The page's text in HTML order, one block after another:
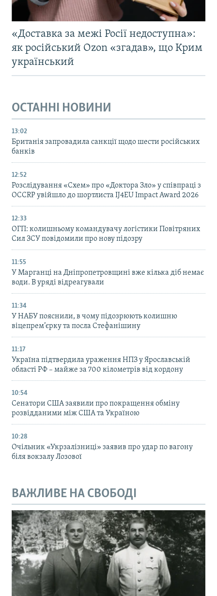
«Доставка за межі Росії недоступна»:
як російський Ozon «згадав», що Крим
український
ОСТАННІ НОВИНИ
13:02
Британія запровадила санкції щодо шести російських
банків
12:52
Розслідування «Схем» про «Доктора Зло» у співпраці з
OCCRP увійшло до шортлиста IJ4EU Impact Award 2026
12:33
ОГП: колишньому командувачу логістики Повітряних
Сил ЗСУ повідомили про нову підозру
11:55
У Марганці на Дніпропетровщині вже кілька діб немає
води. В уряді відреагували
11:34
У НАБУ пояснили, в чому підозрюють колишню
віцепрем’єрку та посла Стефанішину
11:17
Україна підтвердила ураження НПЗ у Ярославській
області РФ – майже за 700 кілометрів від кордону
10:54
Сенатори США заявили про покращення обміну
розвідданими між США та Україною
10:28
Очільник «Укрзалізниці» заявив про удар по вагону
біля вокзалу Лозової
ВАЖЛИВЕ НА СВОБОДІ